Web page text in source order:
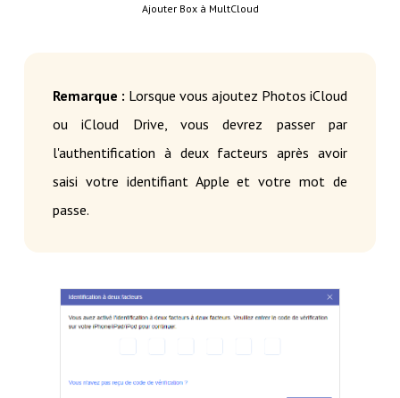
Ajouter Box à MultCloud
Remarque : Lorsque vous ajoutez Photos iCloud
ou iCloud Drive, vous devrez passer par
l'authentification à deux facteurs après avoir
saisi votre identifiant Apple et votre mot de
passe.